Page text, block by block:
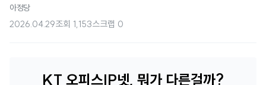
아정당
2026.04.29조회 1,153스크랩 0
KT 오피스IP넷, 뭐가 다른걸까?